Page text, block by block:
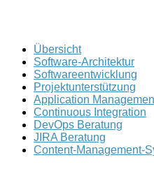
Übersicht
Software-Architektur
Softwareentwicklung
Projektunterstützung
Application
Continuous Integration
DevOps Beratung
JIRA Beratung
Content-Management-